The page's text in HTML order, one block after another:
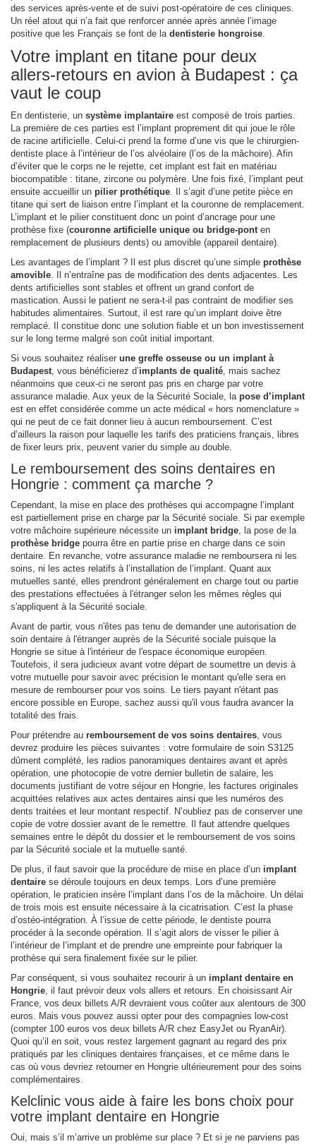
des services après-vente et de suivi post-opératoire de ces cliniques.
Un réel atout qui n’a fait que renforcer année après année l’image
positive que les Français se font de la dentisterie hongroise.
Votre implant en titane pour deux
allers-retours en avion à Budapest : ça
vaut le coup
En dentisterie, un système implantaire est composé de trois parties.
La première de ces parties est l’implant proprement dit qui joue le rôle
de racine artificielle. Celui-ci prend la forme d’une vis que le chirurgien-
dentiste place à l’intérieur de l’os alvéolaire (l’os de la mâchoire). Afin
d’éviter que le corps ne le rejette, cet implant est fait en matériau
biocompatible : titane, zircone ou polymère. Une fois fixé, l’implant peut
ensuite accueillir un pilier prothétique. Il s’agit d’une petite pièce en
titane qui sert de liaison entre l’implant et la couronne de remplacement.
L’implant et le pilier constituent donc un point d’ancrage pour une
prothèse fixe (couronne artificielle unique ou bridge-ponten
remplacement de plusieurs dents) ou amovible (appareil dentaire).
Les avantages de l’implant ? Il est plus discret qu’une simple prothèse
amovible. Il n’entraîne pas de modification des dents adjacentes. Les
dents artificielles sont stables et offrent un grand confort de
mastication. Aussi le patient ne sera-t-il pas contraint de modifier ses
habitudes alimentaires. Surtout, il est rare qu’un implant doive être
remplacé. Il constitue donc une solution fiable et un bon investissement
sur le long terme malgré son coût initial important.
Si vous souhaitez réaliser une greffe osseuse ou un implant à
Budapest, vous bénéficierez d’implants de qualité, mais sachez
néanmoins que ceux-ci ne seront pas pris en charge par votre
assurance maladie. Aux yeux de la Sécurité Sociale, la pose d’implant
est en effet considérée comme un acte médical « hors nomenclature »
qui ne peut de ce fait donner lieu à aucun remboursement. C’est
d’ailleurs la raison pour laquelle les tarifs des praticiens français, libres
de fixer leurs prix, peuvent varier du simple au double.
Le remboursement des soins dentaires en
Hongrie : comment ça marche ?
Cependant, la mise en place des prothèses qui accompagne l’implant
est partiellement prise en charge par la Sécurité sociale. Si par exemple
votre mâchoire supérieure nécessite un implant bridge, la pose de la
prothèse bridge pourra être en partie prise en charge dans ce soin
dentaire. En revanche, votre assurance maladie ne remboursera ni les
soins, ni les actes relatifs à l’installation de l’implant. Quant aux
mutuelles santé, elles prendront généralement en charge tout ou partie
des prestations effectuées à l'étranger selon les mêmes règles qui
s'appliquent à la Sécurité sociale.
Avant de partir, vous n'êtes pas tenu de demander une autorisation de
soin dentaire à l'étranger auprès de la Sécurité sociale puisque la
Hongrie se situe à l'intérieur de l'espace économique européen.
Toutefois, il sera judicieux avant votre départ de soumettre un devis à
votre mutuelle pour savoir avec précision le montant qu'elle sera en
mesure de rembourser pour vos soins. Le tiers payant n'étant pas
encore possible en Europe, sachez aussi qu'il vous faudra avancer la
totalité des frais.
Pour prétendre au remboursement de vos soins dentaires, vous
devrez produire les pièces suivantes : votre formulaire de soin S3125
dûment complété, les radios panoramiques dentaires avant et après
opération, une photocopie de votre dernier bulletin de salaire, les
documents justifiant de votre séjour en Hongrie, les factures originales
acquittées relatives aux actes dentaires ainsi que les numéros des
dents traitées et leur montant respectif. N’oubliez pas de conserver une
copie de votre dossier avant de le remettre. Il faut attendre quelques
semaines entre le dépôt du dossier et le remboursement de vos soins
par la Sécurité sociale et la mutuelle santé.
De plus, il faut savoir que la procédure de mise en place d’un implant
dentaire se déroule toujours en deux temps. Lors d’une première
opération, le praticien insère l’implant dans l’os de la mâchoire. Un délai
de trois mois est ensuite nécessaire à la cicatrisation. C’est la phase
d’ostéo-intégration. À l’issue de cette période, le dentiste pourra
procéder à la seconde opération. Il s’agit alors de visser le pilier à
l’intérieur de l’implant et de prendre une empreinte pour fabriquer la
prothèse qui sera finalement fixée sur le pilier.
Par conséquent, si vous souhaitez recourir à un implant dentaire en
Hongrie, il faut prévoir deux vols allers et retours. En choisissant Air
France, vos deux billets A/R devraient vous coûter aux alentours de 300
euros. Mais vous pouvez aussi opter pour des compagnies low-cost
(compter 100 euros vos deux billets A/R chez EasyJet ou RyanAir).
Quoi qu’il en soit, vous restez largement gagnant au regard des prix
pratiqués par les cliniques dentaires françaises, et ce même dans le
cas où vous devriez retourner en Hongrie ultérieurement pour des soins
complémentaires.
Kelclinic vous aide à faire les bons choix pour
votre implant dentaire en Hongrie
Oui, mais s’il m’arrive un problème sur place ? Et si je ne parviens pas